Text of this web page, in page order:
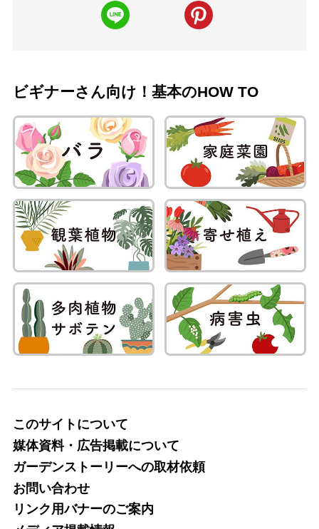
ビギナーさん向け！基本のHOW TO
このサイトについて
媒体資料・広告掲載について
ガーデンストーリーへの取材依頼
お問い合わせ
リンク用バナーのご案内